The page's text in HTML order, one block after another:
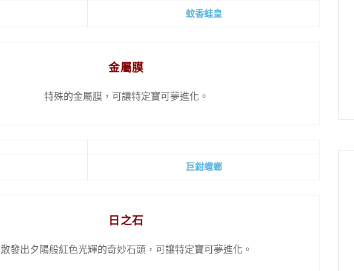
蚊香蛙皇
金屬膜
特殊的金屬膜，可讓特定寶可夢進化。
巨鉗螳螂
日之石
散發出夕陽般紅色光輝的奇妙石頭，可讓特定寶可夢進化。